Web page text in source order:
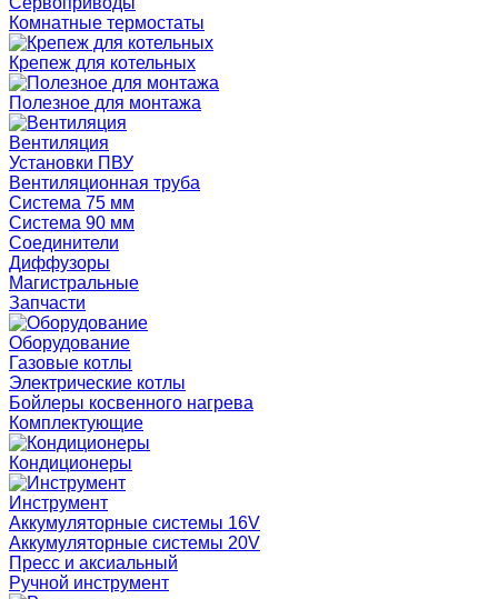
Комнатные термостаты
Крепеж для котельных
Полезное для монтажа
Вентиляция
Установки ПВУ
Вентиляционная труба
Система 75 мм
Система 90 мм
Соединители
Диффузоры
Магистральные
Запчасти
Оборудование
Газовые котлы
Электрические котлы
Бойлеры косвенного нагрева
Комплектующие
Кондиционеры
Инструмент
Аккумуляторные системы 16V
Аккумуляторные системы 20V
Пресс и аксиальный
Ручной инструмент